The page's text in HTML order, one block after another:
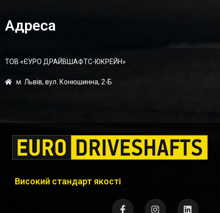
Адреса
ТОВ «ЄУРО ДРАЙВШАФТC-ЮКРЕЙН»
м. Львів, вул. Конюшинна, 2-Б
Високий стандарт якості